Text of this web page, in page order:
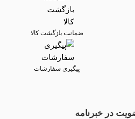
ضمانت بازگشت کالا
پیگیری سفارشات
در خبرنامه